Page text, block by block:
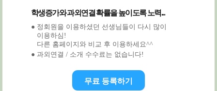
학생증가와 과외연결 확률을 높이도록 노력...
● 정회원을 이용하셨던 선생님들이 다시 많이
이용하심!
다른 홈페이지와 비교 후 이용하세요^^
● 과외연결 / 소개 수수료는 없습니다!
무료 등록하기